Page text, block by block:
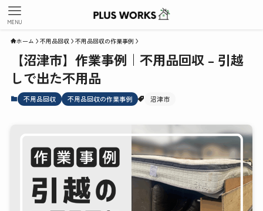
MENU
ホーム 不用品回収 不用品回収の作業事例
【沼津市】作業事例｜不用品回収 – 引越
しで出た不用品
不用品回収 不用品回収の作業事例 沼津市